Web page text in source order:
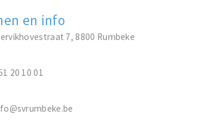
en info
7, 8800 Rumbeke
20 10 01